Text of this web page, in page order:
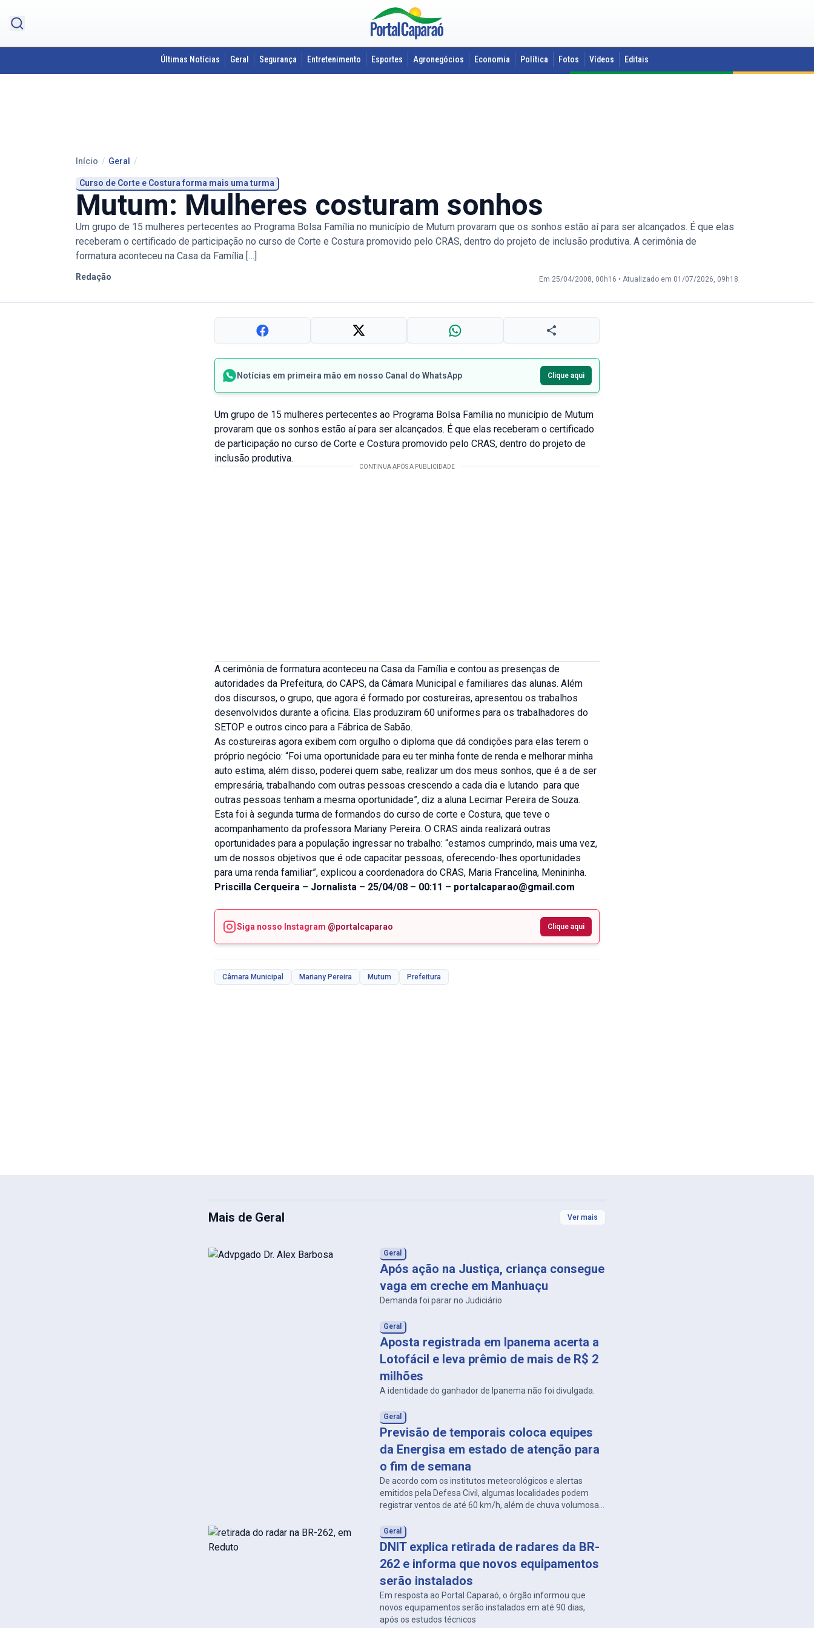
Últimas Notícias Geral Segurança Entretenimento Esportes Agronegócios Economia Política Fotos Vídeos Editais
Início / Geral /
Curso de Corte e Costura forma mais uma turma
Mutum: Mulheres costuram sonhos
Um grupo de 15 mulheres pertecentes ao Programa Bolsa Família no município de Mutum provaram que os sonhos estão aí para ser alcançados. É que elas
receberam o certificado de participação no curso de Corte e Costura promovido pelo CRAS, dentro do projeto de inclusão produtiva. A cerimônia de
formatura aconteceu na Casa da Família […]
Redação Em 25/04/2008, 00h16 • Atualizado em 01/07/2026, 09h18
Notícias em primeira mão em nosso Canal do WhatsApp Clique aqui
Um grupo de 15 mulheres pertecentes ao Programa Bolsa Família no município de Mutum
provaram que os sonhos estão aí para ser alcançados. É que elas receberam o certificado
de participação no curso de Corte e Costura promovido pelo CRAS, dentro do projeto de
inclusão produtiva.
A cerimônia de formatura aconteceu na Casa da Família e contou as presenças de
autoridades da Prefeitura, do CAPS, da Câmara Municipal e familiares das alunas. Além
dos discursos, o grupo, que agora é formado por costureiras, apresentou os trabalhos
desenvolvidos durante a oficina. Elas produziram 60 uniformes para os trabalhadores do
SETOP e outros cinco para a Fábrica de Sabão.
As costureiras agora exibem com orgulho o diploma que dá condições para elas terem o
próprio negócio: “Foi uma oportunidade para eu ter minha fonte de renda e melhorar minha
auto estima, além disso, poderei quem sabe, realizar um dos meus sonhos, que é a de ser
empresária, trabalhando com outras pessoas crescendo a cada dia e lutando para que
outras pessoas tenham a mesma oportunidade”, diz a aluna Lecimar Pereira de Souza.
Esta foi à segunda turma de formandos do curso de corte e Costura, que teve o
acompanhamento da professora Mariany Pereira. O CRAS ainda realizará outras
oportunidades para a população ingressar no trabalho: “estamos cumprindo, mais uma vez,
um de nossos objetivos que é ode capacitar pessoas, oferecendo-lhes oportunidades
para uma renda familiar”, explicou a coordenadora do CRAS, Maria Francelina, Menininha.
Priscilla Cerqueira – Jornalista – 25/04/08 – 00:11 – portalcaparao@gmail.com
Siga nosso Instagram @portalcaparao Clique aqui
Câmara Municipal Mariany Pereira Mutum Prefeitura
Mais de Geral Ver mais
Geral
Após ação na Justiça, criança consegue
vaga em creche em Manhuaçu
Demanda foi parar no Judiciário
Geral
Aposta registrada em Ipanema acerta a
Lotofácil e leva prêmio de mais de R$ 2
milhões
A identidade do ganhador de Ipanema não foi divulgada.
Geral
Previsão de temporais coloca equipes
da Energisa em estado de atenção para
o fim de semana
De acordo com os institutos meteorológicos e alertas
emitidos pela Defesa Civil, algumas localidades podem
registrar ventos de até 60 km/h, além de chuva volumosa
Geral
DNIT explica retirada de radares da BR-
262 e informa que novos equipamentos
serão instalados
Em resposta ao Portal Caparaó, o órgão informou que
novos equipamentos serão instalados em até 90 dias,
após os estudos técnicos